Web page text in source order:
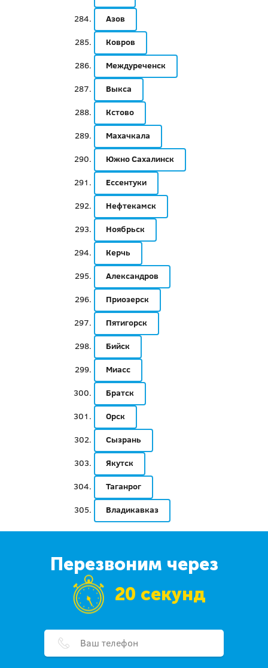
Азов
Ковров
Междуреченск
Выкса
Кстово
Махачкала
Южно Сахалинск
Ессентуки
Нефтекамск
Ноябрьск
Керчь
Александров
Приозерск
Пятигорск
Бийск
Миасс
Братск
Орск
Сызрань
Якутск
Таганрог
Владикавказ
Перезвоним через
20 секунд